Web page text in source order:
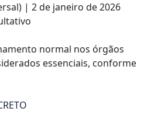
| 2 de janeiro de 2026
normal nos órgãos
essenciais, conforme